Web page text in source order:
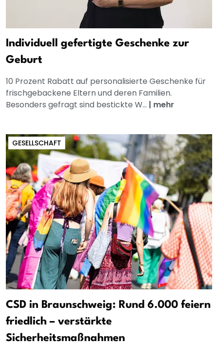
Individuell gefertigte Geschenke zur
Geburt
10 Prozent Rabatt auf personalisierte Geschenke für
frischgebackene Eltern und deren Familien.
Besonders gefragt sind bestickte W... | mehr
GESELLSCHAFT
CSD in Braunschweig: Rund 6.000 feiern
friedlich – verstärkte
Sicherheitsmaßnahmen